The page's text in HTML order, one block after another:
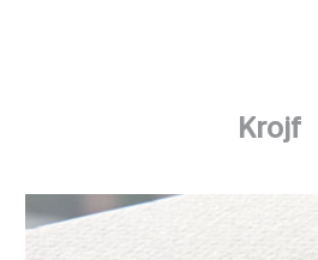
Krojf